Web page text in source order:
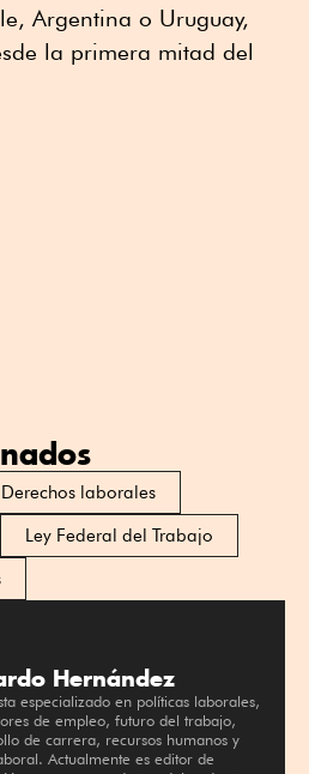
Argentina o Uruguay,
la primera mitad del
Derechos laborales
Ley Federal del Trabajo
Hernández
especializado en políticas laborales,
de empleo, futuro del trabajo,
de carrera, recursos humanos y
Actualmente es editor de